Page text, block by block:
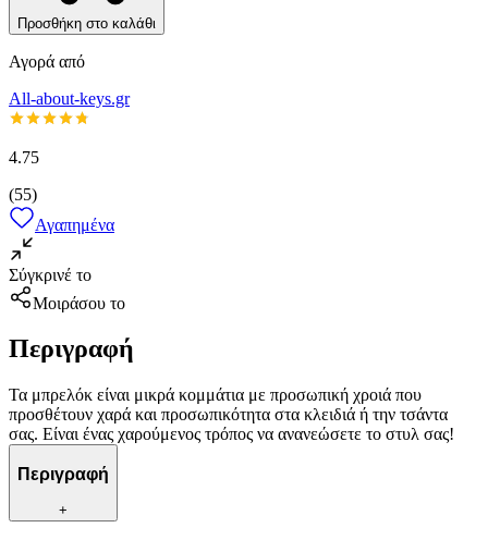
Προσθήκη στο καλάθι
Αγορά από
All-about-keys.gr
4.75
(55)
Αγαπημένα
Σύγκρινέ το
Μοιράσου το
Περιγραφή
Τα μπρελόκ είναι μικρά κομμάτια με προσωπική χροιά που
προσθέτουν χαρά και προσωπικότητα στα κλειδιά ή την τσάντα
σας. Είναι ένας χαρούμενος τρόπος να ανανεώσετε το στυλ σας!
Περιγραφή
+